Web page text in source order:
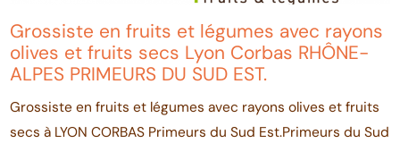
Grossiste en fruits et légumes avec rayons
olives et fruits secs Lyon Corbas RHÔNE-
ALPES PRIMEURS DU SUD EST.
Grossiste en fruits et légumes avec rayons olives et fruits
secs à LYON CORBAS Primeurs du Sud Est.Primeurs du Sud